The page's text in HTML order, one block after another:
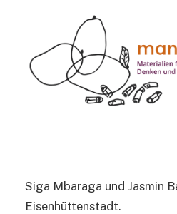
OFFENE BRIEFE
Refugee
Siga Mbaraga und Jasmin
Eisenhüttenstadt.